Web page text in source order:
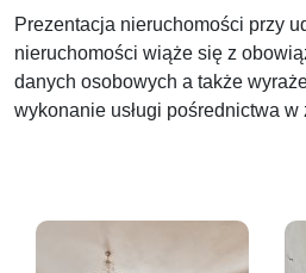
Prezentacja nieruchomości przy
nieruchomości wiąże się z
danych osobowych a także
wykonanie usługi pośrednictwa